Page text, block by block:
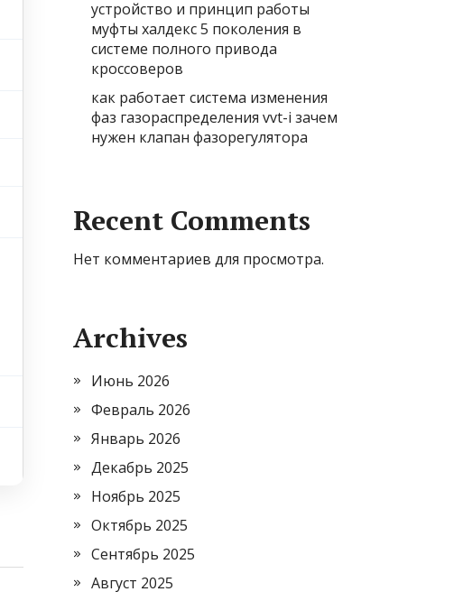
устройство и принцип работы
муфты халдекс 5 поколения в
системе полного привода
кроссоверов
как работает система изменения
фаз газораспределения vvt-i зачем
нужен клапан фазорегулятора
Recent Comments
Нет комментариев для просмотра.
Archives
Июнь 2026
Февраль 2026
Январь 2026
Декабрь 2025
Ноябрь 2025
Октябрь 2025
Сентябрь 2025
Август 2025